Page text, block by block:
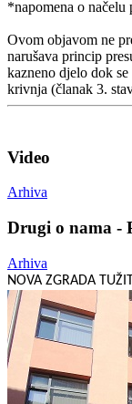
*napomena o načelu
Ovom objavom ne
narušava princip
kazneno djelo dok
krivnja (članak 3.
Video
Arhiva
Drugi o nama -
Arhiva
NOVA ZGRADA